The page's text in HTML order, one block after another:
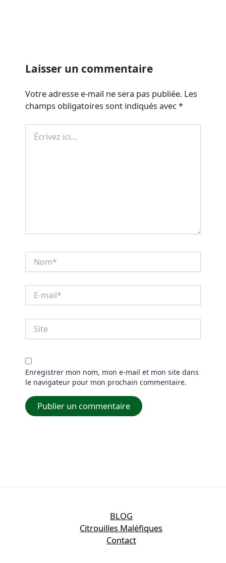
Laisser un commentaire
Votre adresse e-mail ne sera pas publiée. Les
champs obligatoires sont indiqués avec*
ici…
mail*
Enregistrer mon nom, mon e-mail et mon site dans
le navigateur pour mon prochain commentaire.
BLOG
Citrouilles Maléfiques
Contact